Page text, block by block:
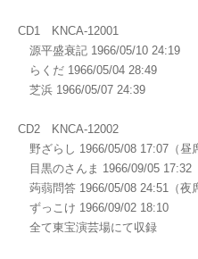
CD1 KNCA-12001
源平盛衰記 1966/05/10 24:19
らくだ 1966/05/04 28:49
芝浜 1966/05/07 24:39
CD2 KNCA-12002
野ざらし 1966/05/08 17:07（昼
目黒のさんま 1966/09/05 17:32
蒟蒻問答 1966/05/08 24:51（夜
ずっこけ 1966/09/02 18:10
全て東宝演芸場にて収録